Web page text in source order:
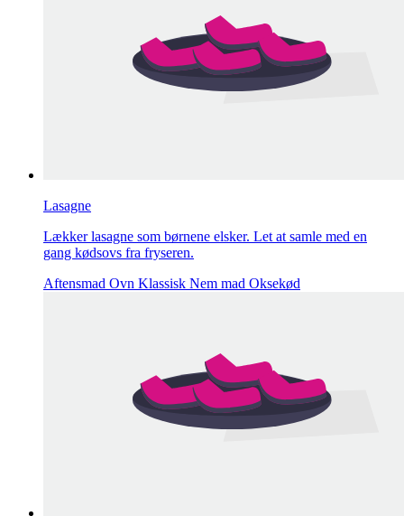
Lasagne
Lækker lasagne som børnene elsker. Let at samle med en
gang kødsovs fra fryseren.
Aftensmad Ovn Klassisk Nem mad Oksekød